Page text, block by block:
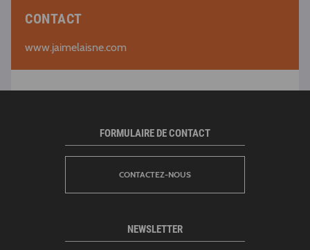
CONTACT
www.jaimelaisne.com
FORMULAIRE DE CONTACT
CONTACTEZ-NOUS
NEWSLETTER